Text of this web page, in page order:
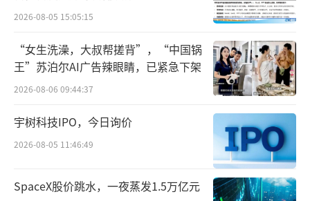
2026-08-05 15:05:15
“女生洗澡，大叔帮搓背”，“中国锅
王”苏泊尔AI广告辣眼睛，已紧急下架
2026-08-06 09:44:37
宇树科技IPO，今日询价
2026-08-05 11:46:49
SpaceX股价跳水，一夜蒸发1.5万亿元